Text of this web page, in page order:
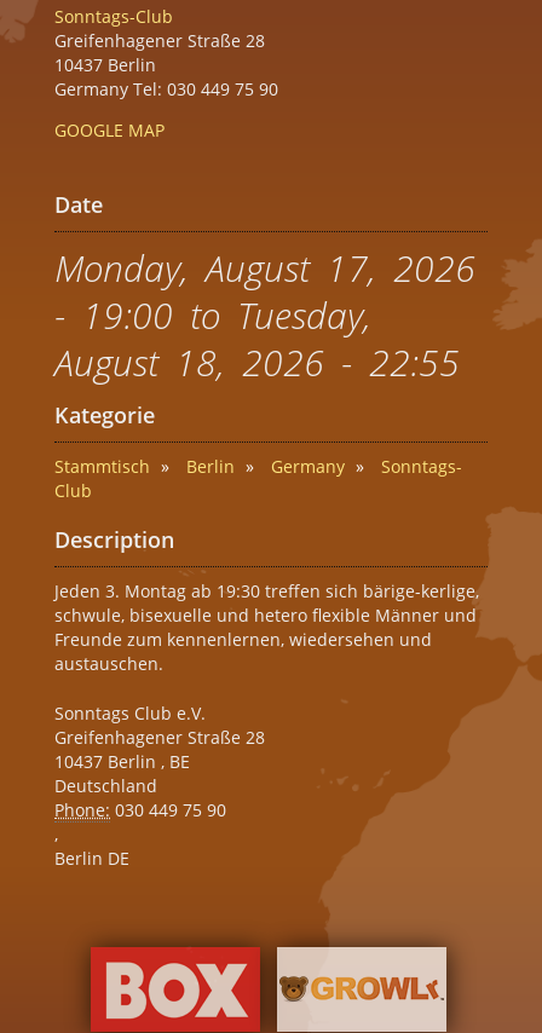
Sonntags-Club
Greifenhagener Straße 28
10437 Berlin
Germany Tel: 030 449 75 90
GOOGLE MAP
Date
Monday, August 17, 2026
- 19:00 to Tuesday,
August 18, 2026 - 22:55
Kategorie
Stammtisch Berlin Germany
Sonntags-
Club
Description
Jeden 3. Montag ab 19:30 treffen sich bärige-kerlige,
schwule, bisexuelle und hetero flexible Männer und
Freunde zum kennenlernen, wiedersehen und
austauschen.
Sonntags Club e.V.
Greifenhagener Straße 28
10437 Berlin , BE
Deutschland
Phone: 030 449 75 90
,
Berlin DE